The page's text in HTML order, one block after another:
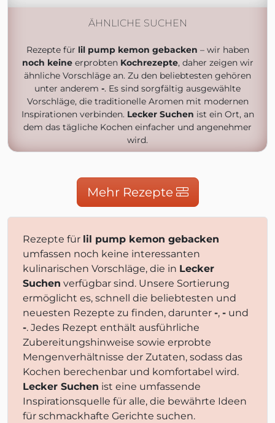
ÄHNLICHE SUCHEN
Rezepte für lil pump kemon gebacken – wir haben
noch keineerprobten Kochrezepte, daher zeigen wir
ähnliche Vorschläge an. Zu den beliebtesten gehören
unter anderem -. Es sind sorgfältig ausgewählte
Vorschläge, die traditionelle Aromen mit modernen
Inspirationen verbinden. Lecker Suchen ist ein Ort, an
dem das tägliche Kochen einfacher und angenehmer
wird.
Mehr Rezepte
Rezepte für lil pump kemon gebacken
umfassen noch keine interessanten
kulinarischen Vorschläge, die in Lecker
Suchen verfügbar sind. Unsere Sortierung
ermöglicht es, schnell die beliebtesten und
neuesten Rezepte zu finden, darunter -, - und
-. Jedes Rezept enthält ausführliche
Zubereitungshinweise sowie erprobte
Mengenverhältnisse der Zutaten, sodass das
Kochen berechenbar und komfortabel wird.
Lecker Suchen ist eine umfassende
Inspirationsquelle für alle, die bewährte Ideen
für schmackhafte Gerichte suchen.